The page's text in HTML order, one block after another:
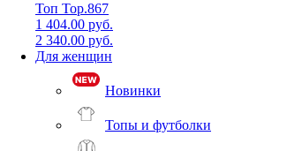
Топ Top.867
1 404.00 руб.
2 340.00 руб.
Для женщин
Новинки
Топы и футболки